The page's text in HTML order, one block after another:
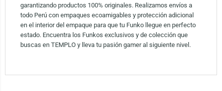
garantizando productos 100% originales. Realizamos envíos a
todo Perú con empaques ecoamigables y protección adicional
en el interior del empaque para que tu Funko llegue en perfecto
estado. Encuentra los Funkos exclusivos y de colección que
buscas en TEMPLO y lleva tu pasión gamer al siguiente nivel.